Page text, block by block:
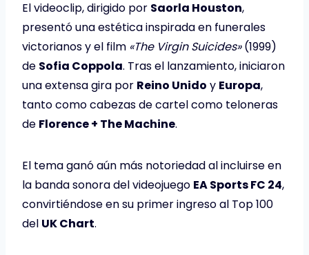
El videoclip, dirigido por Saorla Houston,
presentó una estética inspirada en funerales
victorianos y el film «The Virgin Suicides»(1999)
de Sofia Coppola. Tras el lanzamiento, iniciaron
una extensa gira por Reino Unido y Europa,
tanto como cabezas de cartel como teloneras
de Florence + The Machine.
El tema ganó aún más notoriedad al incluirse en
la banda sonora del videojuego EA Sports FC 24,
convirtiéndose en su primer ingreso al Top 100
del UK Chart.